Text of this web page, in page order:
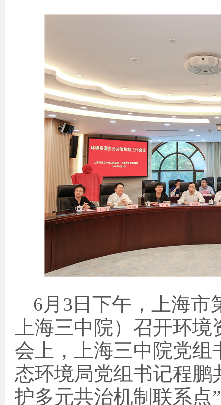
6月 3 日下午，上海市
上海三中院）召开环境
会上，上海三中院党
态环境局党组书记程鹏
护多元共治机制联系点